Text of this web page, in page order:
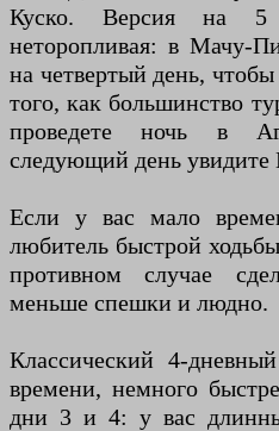
Куско. Версия на 5
неторопливая: в Мачу-
на четвертый день,
того, как большинство
проведете ночь в
следующий день
Если у вас мало
любитель быстрой
противном случае
меньше спешки и людно.
Классический 4-
времени, немного
дни 3 и 4: у вас